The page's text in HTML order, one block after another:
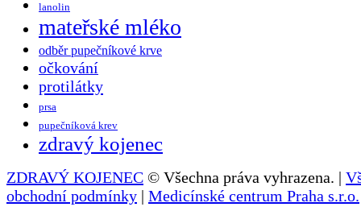
lanolin
mateřské mléko
odběr pupečníkové krve
očkování
protilátky
prsa
pupečníková krev
zdravý kojenec
ZDRAVÝ KOJENEC © Všechna práva vyhrazena. |
obchodní podmínky | Medicínské centrum Praha s.r.o.